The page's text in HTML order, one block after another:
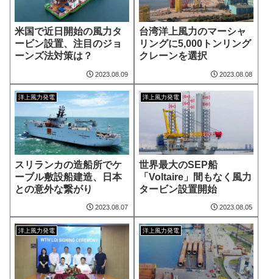
米国で近日開始の風力タ
ービン設置、注目のジョ
ーンズ法対策は？
2023.08.09
台湾洋上風力のマーシャ
リングに5,000トンリング
クレーンを選択
2023.08.08
洋上風力発電
スリランカの造船所でケ
ーブル敷設船建造、日本
との意外な繋がり
2023.08.07
洋上風力発電
世界最大のSEP船
「Voltaire」間もなく風力
タービン設置開始
2023.08.05
洋上風力発電 洋上風力発電